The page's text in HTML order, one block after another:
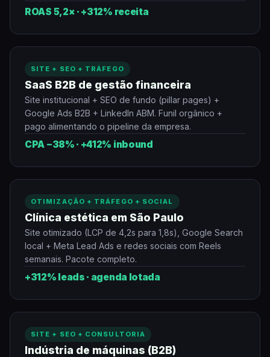
ROAS 5,2× · +312% receita
SITE + SEO + TRÁFEGO
SaaS B2B de gestão financeira
Site institucional + SEO de fundo (pillar pages) +
Google Ads B2B + LinkedIn ABM. Funil orgânico +
pago alimentando o pipeline da empresa.
CPA −38% · +412% inbound
OTIMIZAÇÃO + TRÁFEGO + SOCIAL
Clínica estética em São Paulo
Site otimizado (LCP de 4,2s para 1,8s), Google Search
local + Meta Lead Ads e redes sociais com Reels
semanais. Pacote completo.
+312% leads · agenda lotada
SITE + SEO + CONSULTORIA
Indústria de máquinas (B2B)